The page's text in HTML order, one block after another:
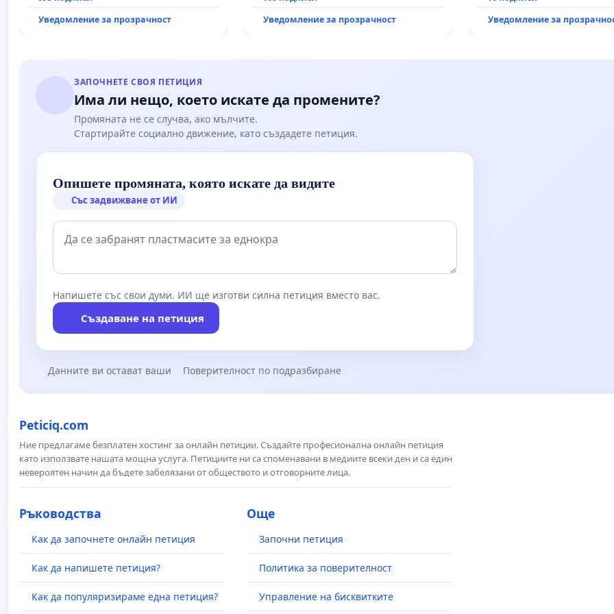
Уведомление за прозрачност
всички екологични норми!
Уведомление за прозрачност
Уведомление за
ЗАПОЧНЕТЕ СВОЯ ПЕТИЦИЯ
Има ли нещо, което искате да промените?
Промяната не се случва, ако мълчите.
Стартирайте социално движение, като създадете петиция.
Опишете промяната, която искате да видите
Със задвижване от ИИ
Напишете със свои думи. ИИ ще изготви силна петиция вместо вас.
Създаване на петиция
Данните ви остават ваши Поверителност по подразбиране
Peticiq.com
Ние предлагаме безплатен хостинг за онлайн петиции. Създайте професионална онлайн петиция
като използвате нашата мощна услуга. Петициите ни са споменавани в медиите всеки ден и са един
невероятен начин да бъдете забелязани от обществото и отговорните лица.
Ръководства
Как да започнете онлайн петиция
Как да напишете петиция?
Как да популяризираме една петиция?
Още
Започни петиция
Политика за поверителност
Управление на бисквитките